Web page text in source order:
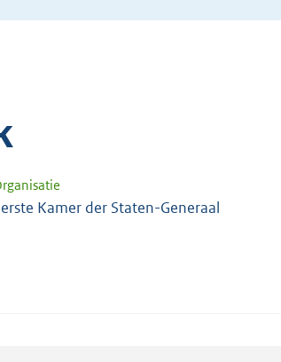
Kamer der Staten-Generaal